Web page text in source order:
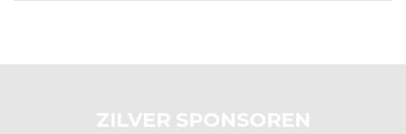
ZILVER SPONSOREN